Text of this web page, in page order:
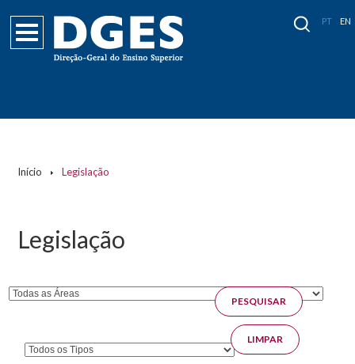
PT EN
Início Legislação
Legislação
Páginas